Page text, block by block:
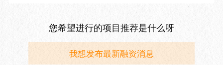
您希望进行的项目推荐是什么呀
我想发布最新融资消息